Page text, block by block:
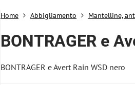
Home Abbigliamento Mantelline,
BONTRAGER e
BONTRAGER e Avert Rain WSD nero